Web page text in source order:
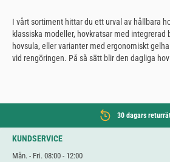
I vårt sortiment hittar du ett urval av hållbara
klassiska modeller, hovkratsar med integrerad
hovsula, eller varianter med ergonomiskt
vid rengöringen. På så sätt blir den dagliga
30 dagars
KUNDSERVICE
Mån. - Fri. 08:00 - 12:00